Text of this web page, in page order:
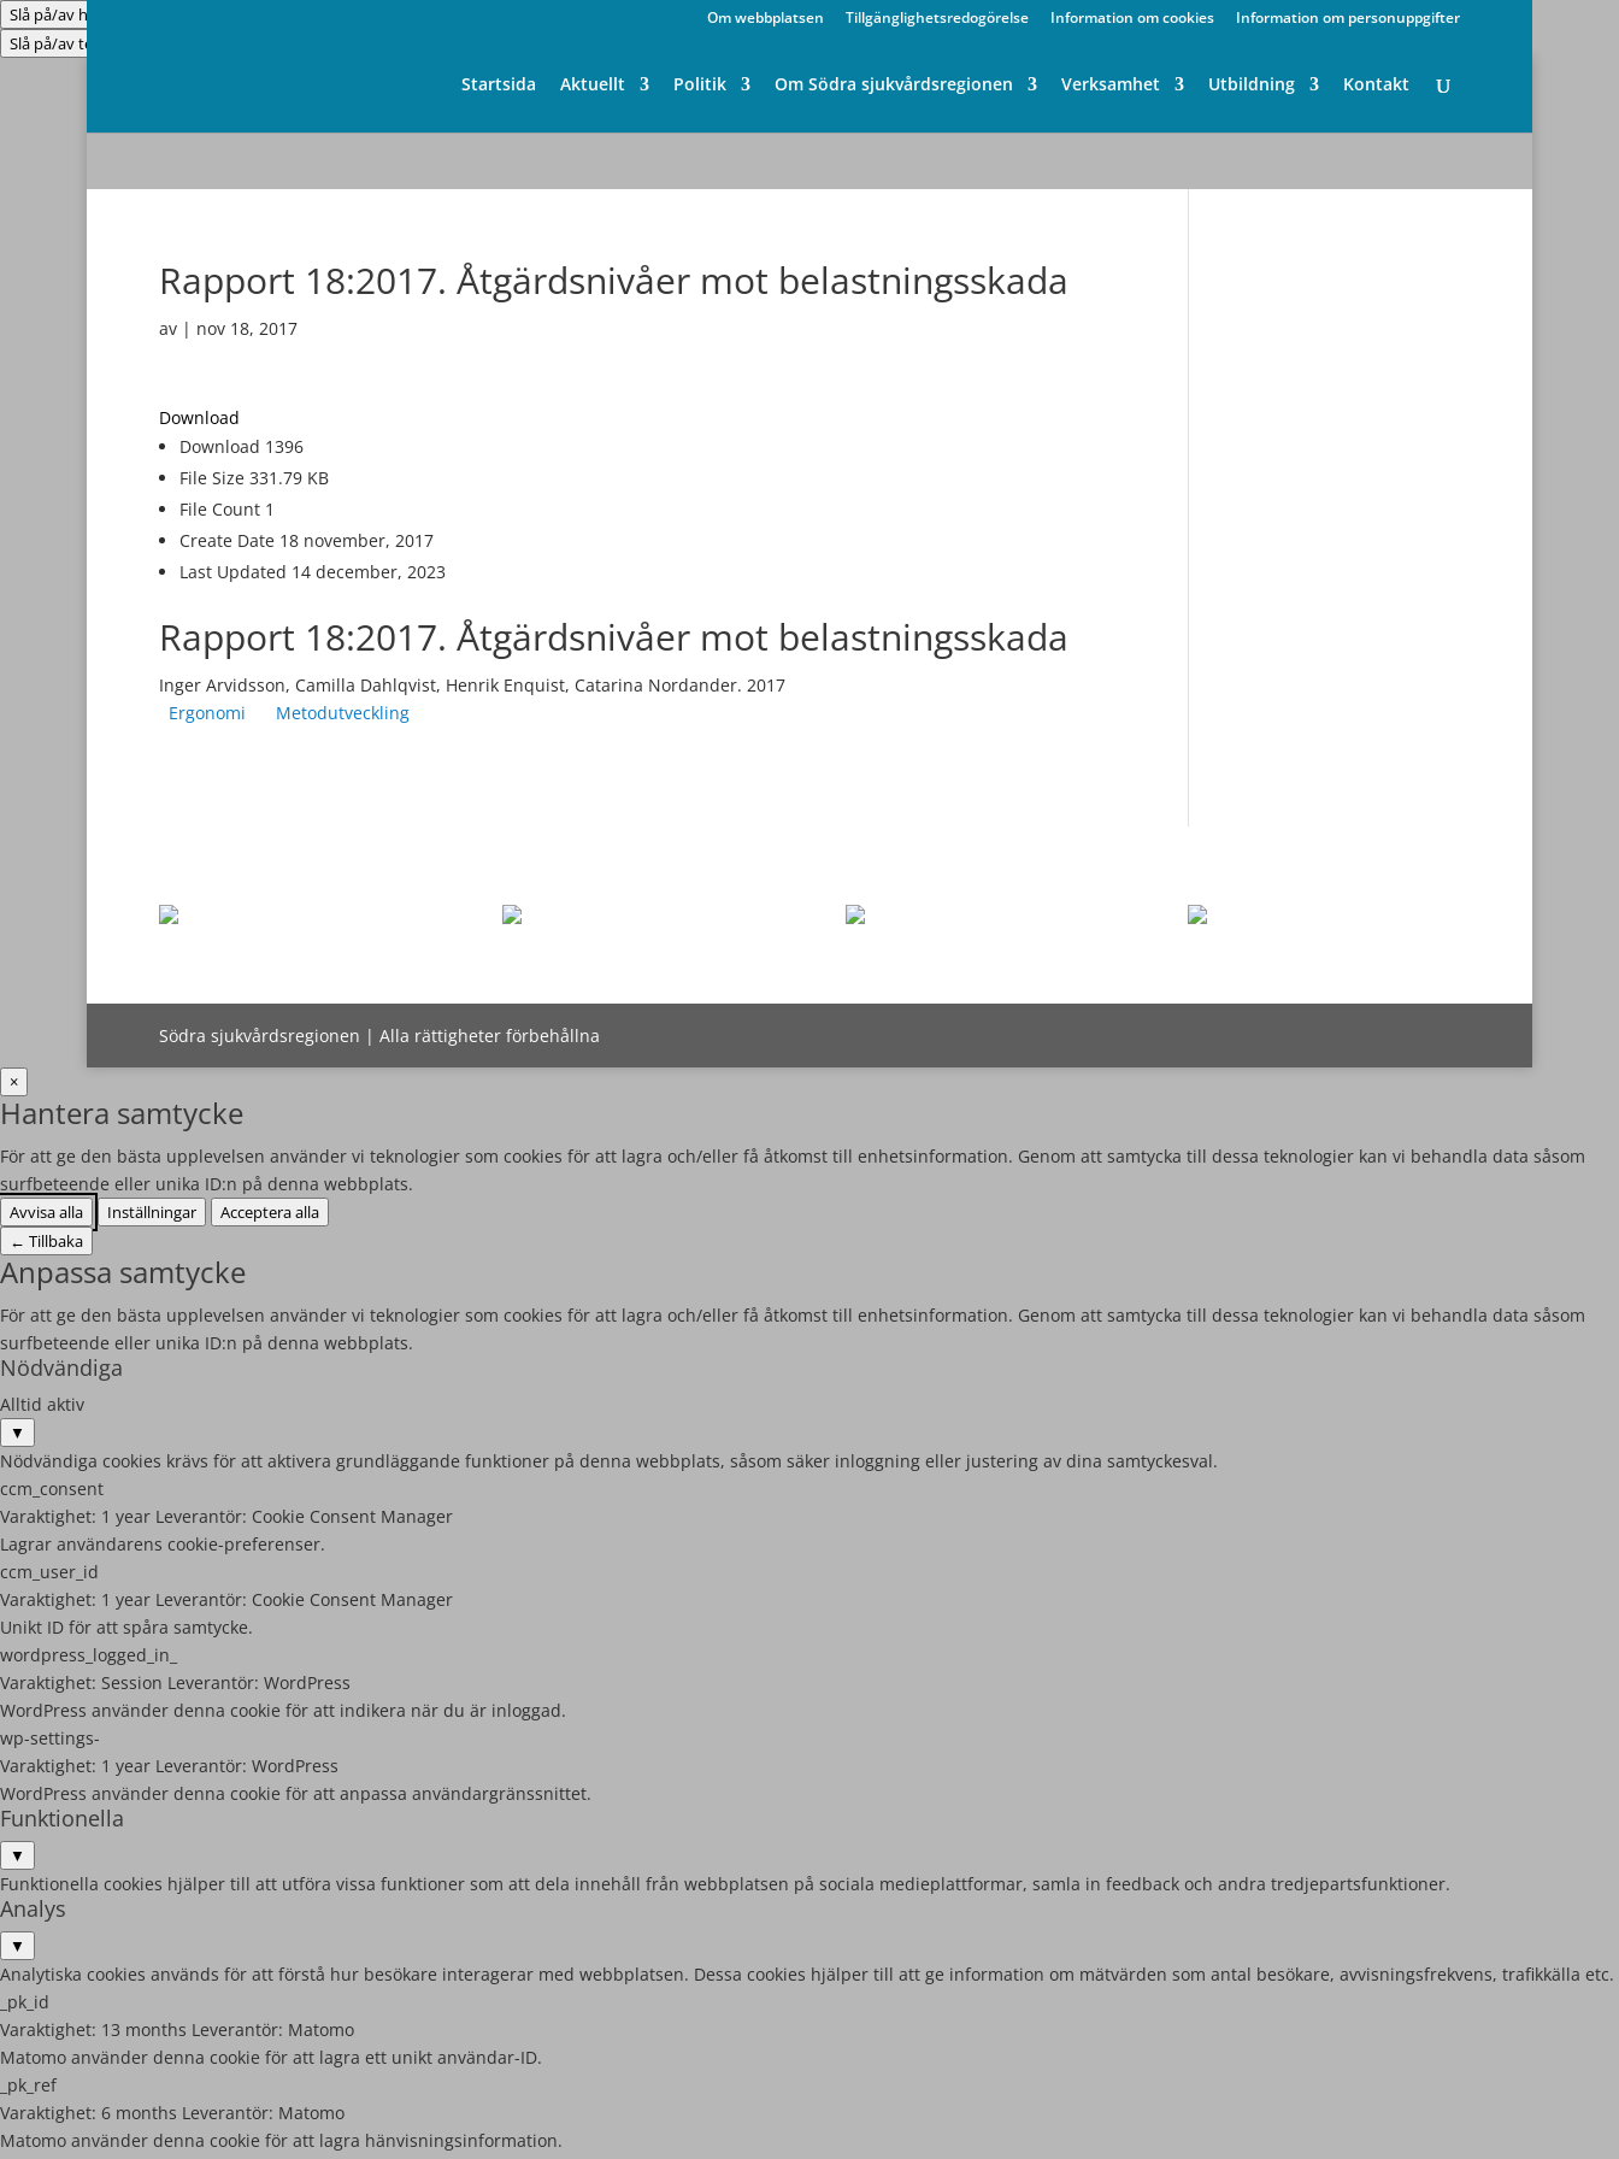
Slå på/av hög kontrast
Slå på/av textstorlek
Om webbplatsen Tillgänglighetsredogörelse Information om cookies Information om personuppgifter
Startsida Aktuellt Politik Om Södra sjukvårdsregionen Verksamhet Utbildning Kontakt
Rapport 18:2017. Åtgärdsnivåer mot belastningsskada
av | nov 18, 2017
Download
Download 1396
File Size 331.79 KB
File Count 1
Create Date 18 november, 2017
Last Updated 14 december, 2023
Rapport 18:2017. Åtgärdsnivåer mot belastningsskada
Inger Arvidsson, Camilla Dahlqvist, Henrik Enquist, Catarina Nordander. 2017
Ergonomi
Metodutveckling
Södra sjukvårdsregionen | Alla rättigheter förbehållna
×
Hantera samtycke
För att ge den bästa upplevelsen använder vi teknologier som cookies för att lagra och/eller få åtkomst till enhetsinformation. Genom att samtycka till dessa teknologier kan vi behandla data såsom
surfbeteende eller unika ID:n på denna webbplats.
Avvisa alla Inställningar
Acceptera alla
← Tillbaka
Anpassa samtycke
För att ge den bästa upplevelsen använder vi teknologier som cookies för att lagra och/eller få åtkomst till enhetsinformation. Genom att samtycka till dessa teknologier kan vi behandla data såsom
surfbeteende eller unika ID:n på denna webbplats.
Nödvändiga
Alltid aktiv
▼
Nödvändiga cookies krävs för att aktivera grundläggande funktioner på denna webbplats, såsom säker inloggning eller justering av dina samtyckesval.
ccm_consent
Varaktighet: 1 year Leverantör: Cookie Consent Manager
Lagrar användarens cookie-preferenser.
ccm_user_id
Varaktighet: 1 year Leverantör: Cookie Consent Manager
Unikt ID för att spåra samtycke.
wordpress_logged_in_
Varaktighet: Session Leverantör: WordPress
WordPress använder denna cookie för att indikera när du är inloggad.
wp-settings-
Varaktighet: 1 year Leverantör: WordPress
WordPress använder denna cookie för att anpassa användargränssnittet.
Funktionella
▼
Funktionella cookies hjälper till att utföra vissa funktioner som att dela innehåll från webbplatsen på sociala medieplattformar, samla in feedback och andra tredjepartsfunktioner.
Analys
▼
Analytiska cookies används för att förstå hur besökare interagerar med webbplatsen. Dessa cookies hjälper till att ge information om mätvärden som antal besökare, avvisningsfrekvens, trafikkälla etc.
_pk_id
Varaktighet: 13 months Leverantör: Matomo
Matomo använder denna cookie för att lagra ett unikt användar-ID.
_pk_ref
Varaktighet: 6 months Leverantör: Matomo
Matomo använder denna cookie för att lagra hänvisningsinformation.